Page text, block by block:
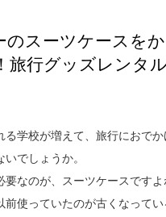
のスーツケースを
旅行グッズレンタ
る学校が増えて、旅行におで
でしょうか。
要なのが、スーツケースです
前使っていたのが古くなって